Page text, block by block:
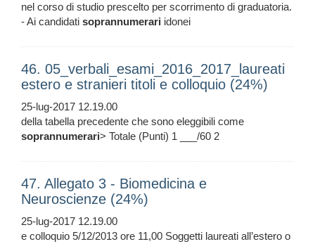
nel corso di studio prescelto per scorrimento di graduatoria.
- Ai candidati soprannumerari idonei
46. 05_verbali_esami_2016_2017_laureati
estero e stranieri titoli e colloquio (24%)
25-lug-2017 12.19.00
della tabella precedente che sono eleggibili come
soprannumerari> Totale (Punti) 1 ___/60 2
47. Allegato 3 - Biomedicina e
Neuroscienze (24%)
25-lug-2017 12.19.00
e colloquio 5/12/2013 ore 11,00 Soggetti laureati all’estero o